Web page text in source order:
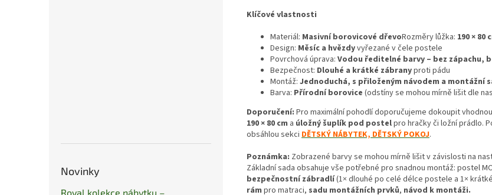
Novinky
Royal kolekce nábytku –
Klíčové vlastnosti
Materiál: Masivní borovicové dřevoRozměry lůžka: 190 × 80
Design: Měsíc a hvězdyvyřezané v čele postele
Povrchová úprava: Vodou ředitelné barvy – bez zápachu,
Bezpečnost: Dlouhé a krátké zábranyproti pádu
Montáž: Jednoduchá, s přiloženým návodem a montážní
Barva: Přírodní borovice (odstíny se mohou mírně lišit dle
Doporučení: Pro maximální pohodlí doporučujeme dokoupit vhodnou
190 × 80 cm a úložný šuplík pod postelpro hračky či ložní prádlo.
obsáhlou sekci DĚTSKÝ NÁBYTEK, DĚTSKÝ POKOJ.
Poznámka: Zobrazené barvy se mohou mírně lišit v závislosti na
Základní sada obsahuje vše potřebné pro snadnou montáž: postel
bezpečnostní zábradlí(1× dlouhé po celé délce postele a 1×
rám pro matraci, sadu montážních prvků, návod k montáži.